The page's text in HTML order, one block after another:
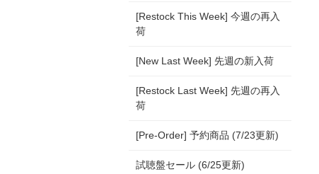
[Restock This Week] 今週の再入
荷
[New Last Week] 先週の新入荷
[Restock Last Week] 先週の再入
荷
[Pre-Order] 予約商品 (7/23更新)
試聴盤セール (6/25更新)